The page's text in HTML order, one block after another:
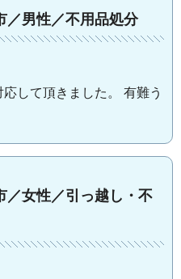
／男性／不用品処分
して頂きました。 有難う
／女性／引っ越し・不